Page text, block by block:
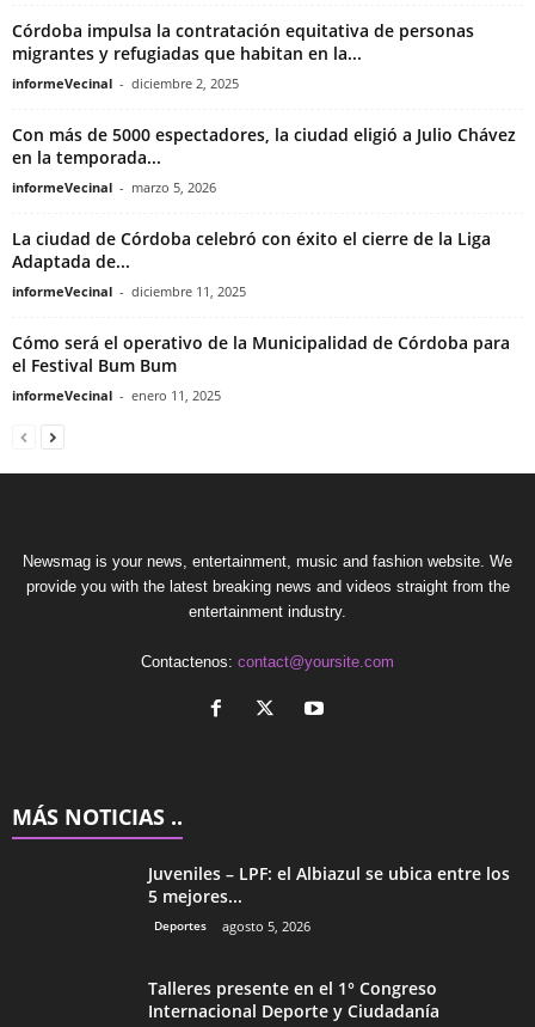
Córdoba impulsa la contratación equitativa de personas
migrantes y refugiadas que habitan en la...
informeVecinal - diciembre 2, 2025
Con más de 5000 espectadores, la ciudad eligió a Julio Chávez
en la temporada...
informeVecinal - marzo 5, 2026
La ciudad de Córdoba celebró con éxito el cierre de la Liga
Adaptada de...
informeVecinal - diciembre 11, 2025
Cómo será el operativo de la Municipalidad de Córdoba para
el Festival Bum Bum
informeVecinal - enero 11, 2025
Newsmag is your news, entertainment, music and fashion website. We
provide you with the latest breaking news and videos straight from the
entertainment industry.
Contactenos: contact@yoursite.com
MÁS NOTICIAS ..
Juveniles – LPF: el Albiazul se ubica entre los
5 mejores...
Deportes agosto 5, 2026
Talleres presente en el 1° Congreso
Internacional Deporte y Ciudadanía